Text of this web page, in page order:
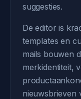
suggesties.
De editor is
templates en
mails bouwen
merkidentiteit,
nieuwsbrieven